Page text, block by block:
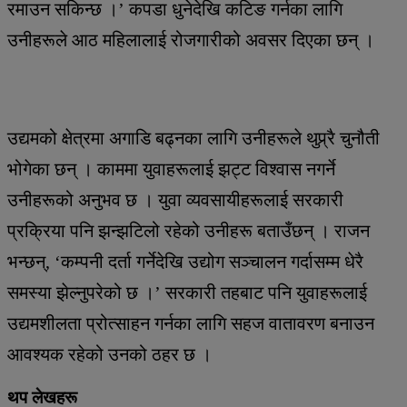
रमाउन सकिन्छ ।’ कपडा धुनेदेखि कटिङ गर्नका लागि
उनीहरूले आठ महिलालाई रोजगारीको अवसर दिएका छन् ।
उद्यमको क्षेत्रमा अगाडि बढ्नका लागि उनीहरूले थुप्र्रै चुनौती
भोगेका छन् । काममा युवाहरूलाई झट्ट विश्वास नगर्ने
उनीहरूको अनुभव छ । युवा व्यवसायीहरूलाई सरकारी
प्रक्रिया पनि झन्झटिलो रहेको उनीहरू बताउँछन् । राजन
भन्छन्, ‘कम्पनी दर्ता गर्नेदेखि उद्योग सञ्चालन गर्दासम्म धेरै
समस्या झेल्नुपरेको छ ।’ सरकारी तहबाट पनि युवाहरूलाई
उद्यमशीलता प्रोत्साहन गर्नका लागि सहज वातावरण बनाउन
आवश्यक रहेको उनको ठहर छ ।
थप लेखहरू